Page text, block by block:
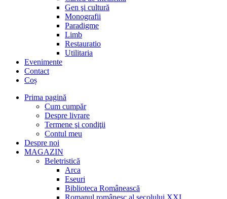
Gen şi cultură
Monografii
Paradigme
Limb
Restauratio
Utilitaria
Evenimente
Contact
Coș
Prima pagină
Cum cumpăr
Despre livrare
Termene şi condiţii
Contul meu
Despre noi
MAGAZIN
Beletristică
Arca
Eseuri
Biblioteca Românească
Romanul românesc al secolului XXI